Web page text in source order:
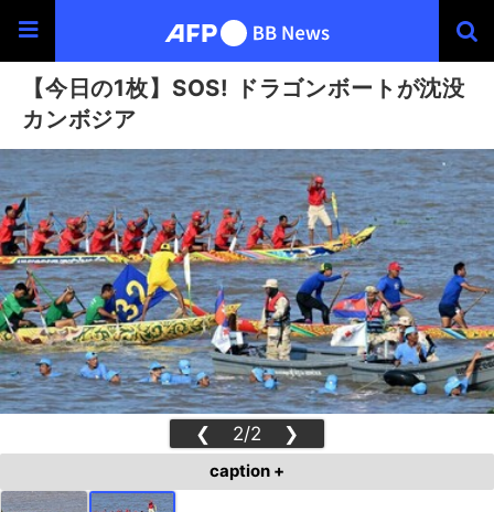
【今日の1枚】SOS! ドラゴンボートが沈没
カンボジア
❮ 2/2 ❯
caption +